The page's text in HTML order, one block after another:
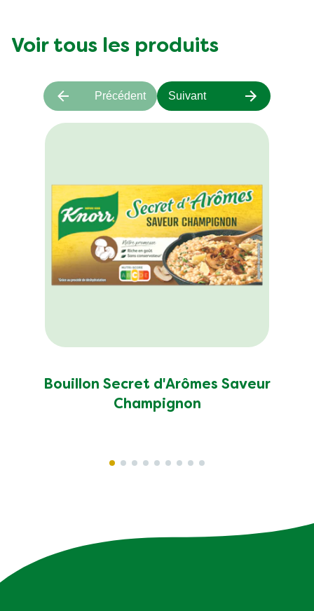
Voir tous les produits
Bouillon Secret d'Arômes Saveur
Champignon
Précédent Suivant